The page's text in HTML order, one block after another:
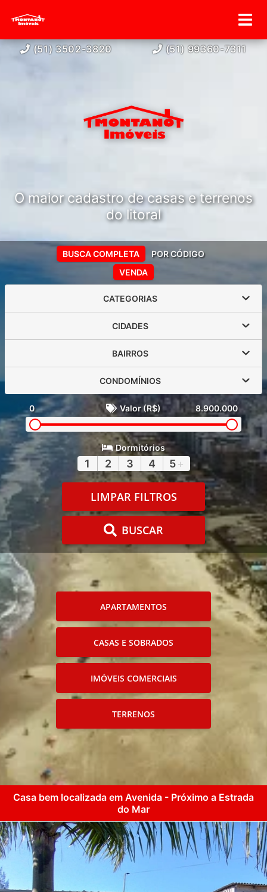
(51) 3502-3820 (51) 99360-7311
O maior cadastro de casas e terrenos
do litoral
VENDA
BUSCA COMPLETA POR CÓDIGO
CATEGORIAS
CIDADES
BAIRROS
CONDOMÍNIOS
0 Valor (R$) 8.900.000
Dormitórios
1 2 3 4 5 +
LIMPAR FILTROS
BUSCAR
APARTAMENTOS
CASAS E SOBRADOS
IMÓVEIS COMERCIAIS
TERRENOS
Casa bem localizada em Avenida - Próximo a Estrada
do Mar